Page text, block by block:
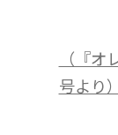
（『
号より）